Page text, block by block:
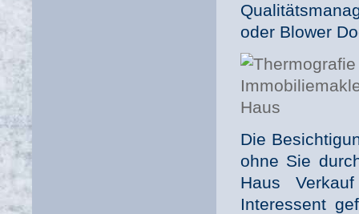
oder Blower
Die
ohne Sie
Haus
Interessent